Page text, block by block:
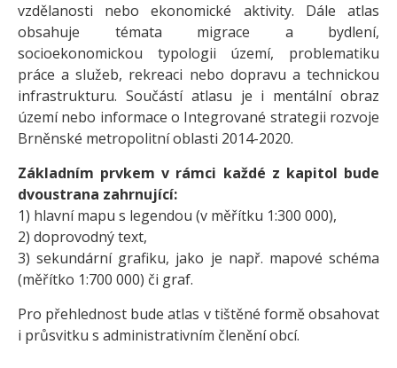
vzdělanosti nebo ekonomické aktivity. Dále atlas
obsahuje témata migrace a bydlení,
socioekonomickou typologii území, problematiku
práce a služeb, rekreaci nebo dopravu a technickou
infrastrukturu. Součástí atlasu je i mentální obraz
území nebo informace o Integrované strategii rozvoje
Brněnské metropolitní oblasti 2014-2020.
Základním prvkem v rámci každé z kapitol bude
dvoustrana zahrnující:
1) hlavní mapu s legendou (v měřítku 1:300 000),
2) doprovodný text,
3) sekundární grafiku, jako je např. mapové schéma
(měřítko 1:700 000) či graf.
Pro přehlednost bude atlas v tištěné formě obsahovat
i průsvitku s administrativním členění obcí.